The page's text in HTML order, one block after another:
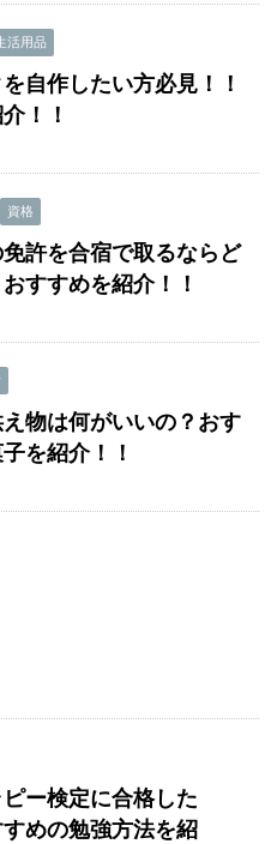
活用品
自作したい方必見！！
！！
資格
許を合宿で取るならど
すすめを紹介！！
物は何がいいの？おす
を紹介！！
ー検定に合格した
めの勉強方法を紹